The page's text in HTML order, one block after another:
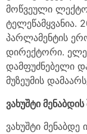
მოწვეული
ტელეწამყვანია.
პარლამენტის
დირექტორი.
დამფუძნებელი
მუზეუმის
ვახუშტი მენაბდის
ვახუშტი